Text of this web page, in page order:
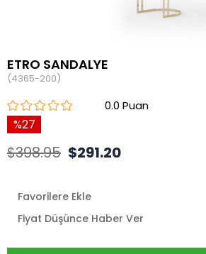
ETRO SANDALYE
(4365-200)
0.0
27
$398.95 $291.20
Favorilere Ekle
Fiyat Düşünce Haber Ver